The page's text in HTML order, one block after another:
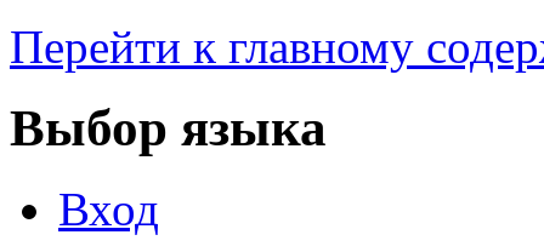
Перейти к главному
Выбор языка
Вход